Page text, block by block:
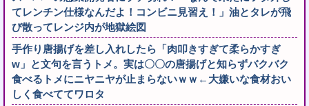
てレンチン仕様なんだよ！コンビニ見習え！」油とタレが飛
び散ってレンジ内が地獄絵図
手作り唐揚げを差し入れしたら「肉叩きすぎて柔らかすぎ
w」と文句を言うトメ。実は〇〇の唐揚げと知らずバクバク
食べるトメにニヤニヤが止まらないｗｗ←大嫌いな食材おい
しく食べててワロタ